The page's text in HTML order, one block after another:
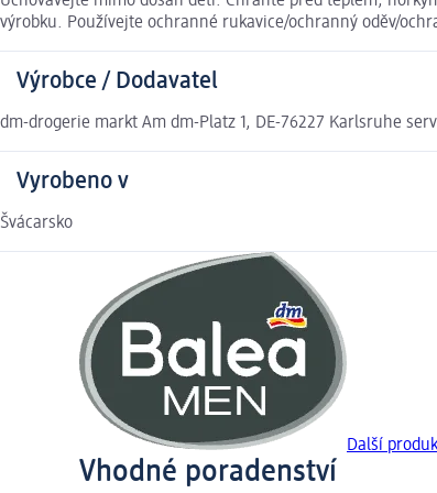
výrobku. Používejte ochranné rukavice/ochranný oděv/
Výrobce / Dodavatel
dm-drogerie markt Am dm-Platz 1, DE-76227 Karlsruhe
Vyrobeno v
Švácarsko
Další
Vhodné poradenství